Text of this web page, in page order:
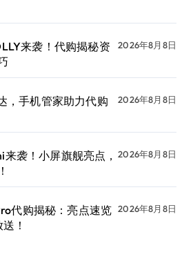
来袭！代购揭秘资
2026年8月8日
，手机管家助力代购
2026年8月8日
袭！小屏旗舰亮点， 2026年8月8日
代购揭秘：亮点速览
！
2026年8月8日